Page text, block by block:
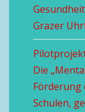
Grazer
Die
Förderung
Schulen,